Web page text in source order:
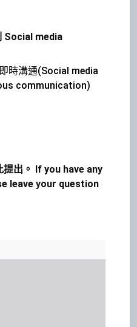
Social media
時溝通(Social media
communication)
提出。 If you have any
leave your question